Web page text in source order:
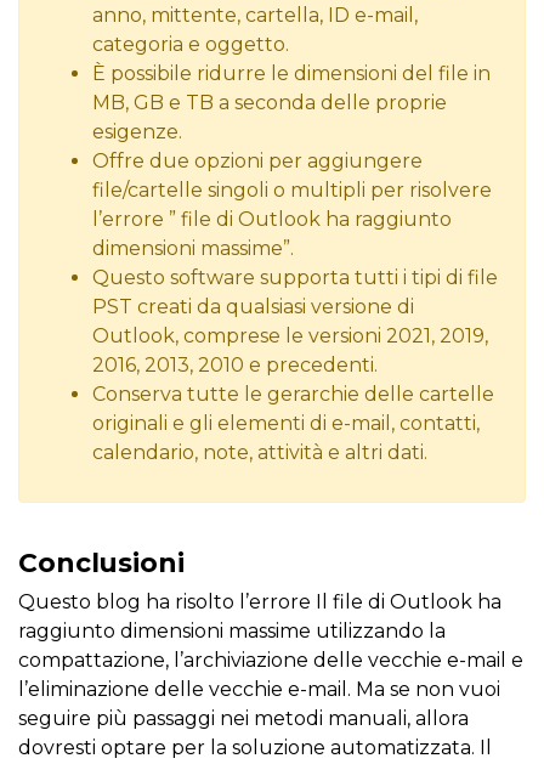
anno, mittente, cartella, ID e-mail,
categoria e oggetto.
È possibile ridurre le dimensioni del file in
MB, GB e TB a seconda delle proprie
esigenze.
Offre due opzioni per aggiungere
file/cartelle singoli o multipli per risolvere
l’errore ” file di Outlook ha raggiunto
dimensioni massime”.
Questo software supporta tutti i tipi di file
PST creati da qualsiasi versione di
Outlook, comprese le versioni 2021, 2019,
2016, 2013, 2010 e precedenti.
Conserva tutte le gerarchie delle cartelle
originali e gli elementi di e-mail, contatti,
calendario, note, attività e altri dati.
Conclusioni
Questo blog ha risolto l’errore Il file di Outlook ha
raggiunto dimensioni massime utilizzando la
compattazione, l’archiviazione delle vecchie e-mail e
l’eliminazione delle vecchie e-mail. Ma se non vuoi
seguire più passaggi nei metodi manuali, allora
dovresti optare per la soluzione automatizzata. Il